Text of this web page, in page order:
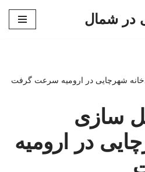
در شمال
شهرچایی در ارومیه سرعت گرفت
سازی
در ارومیه